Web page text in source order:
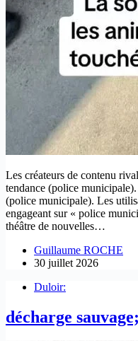
Les créateurs de contenu
tendance (police
(police municipale). Les
engageant sur « police
théâtre de nouvelles…
Guillaume ROCHE
30 juillet 2026
Duloir:
décharge